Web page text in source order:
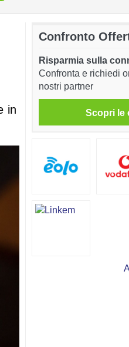
in
Confronto
Risparmia sulla
Confronta e richiedi
nostri partner
Scopri le